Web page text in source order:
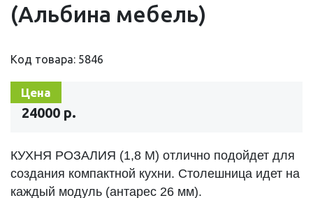
(Альбина мебель)
Код товара: 5846
Цена
24000 р.
КУХНЯ РОЗАЛИЯ (1,8 М) отлично подойдет для
создания компактной кухни. Столешница идет на
каждый модуль (антарес 26 мм).